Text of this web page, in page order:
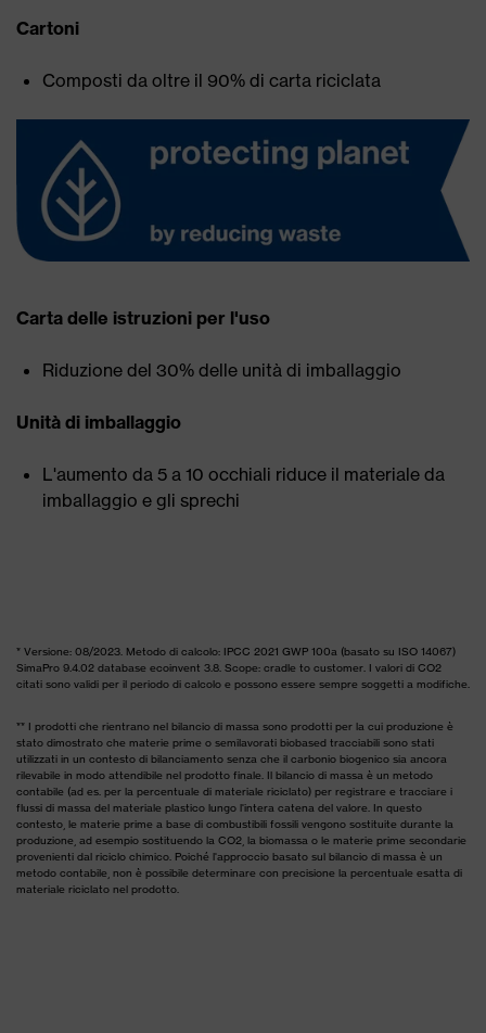
Cartoni
Composti da oltre il 90% di carta riciclata
Carta delle istruzioni per l'uso
Riduzione del 30% delle unità di imballaggio
Unità di imballaggio
L'aumento da 5 a 10 occhiali riduce il materiale da
imballaggio e gli sprechi
* Versione: 08/2023. Metodo di calcolo: IPCC 2021 GWP 100a (basato su ISO 14067)
SimaPro 9.4.02 database ecoinvent 3.8. Scope: cradle to customer. I valori di CO2
citati sono validi per il periodo di calcolo e possono essere sempre soggetti a modifiche.
** I prodotti che rientrano nel bilancio di massa sono prodotti per la cui produzione è
stato dimostrato che materie prime o semilavorati biobased tracciabili sono stati
utilizzati in un contesto di bilanciamento senza che il carbonio biogenico sia ancora
rilevabile in modo attendibile nel prodotto finale. Il bilancio di massa è un metodo
contabile (ad es. per la percentuale di materiale riciclato) per registrare e tracciare i
flussi di massa del materiale plastico lungo l'intera catena del valore. In questo
contesto, le materie prime a base di combustibili fossili vengono sostituite durante la
produzione, ad esempio sostituendo la CO2, la biomassa o le materie prime secondarie
provenienti dal riciclo chimico. Poiché l'approccio basato sul bilancio di massa è un
metodo contabile, non è possibile determinare con precisione la percentuale esatta di
materiale riciclato nel prodotto.